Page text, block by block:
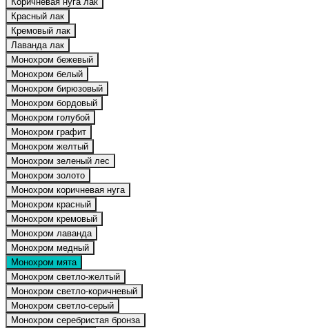
Красный лак
Кремовый лак
Лаванда лак
Монохром бежевый
Монохром белый
Монохром бирюзовый
Монохром бордовый
Монохром голубой
Монохром графит
Монохром желтый
Монохром зеленый лес
Монохром золото
Монохром коричневая нуга
Монохром красный
Монохром кремовый
Монохром лаванда
Монохром медный
Монохром мята
Монохром светло-желтый
Монохром светло-коричневый
Монохром светло-серый
Монохром серебристая бронза